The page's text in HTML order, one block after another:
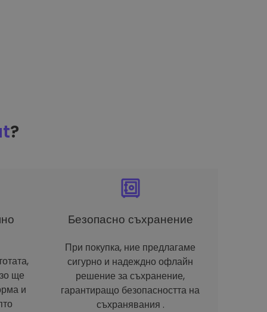
?
ще
и
Безопасно съхранение
При покупка, ние предлагаме
сигурно и надеждно офлайн
решение за съхранение,
гарантиращо безопасността на
съхранявания .